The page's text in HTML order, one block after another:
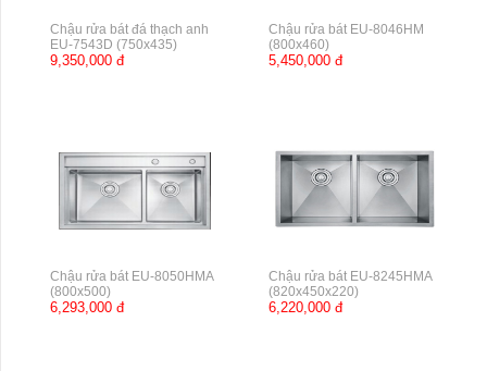
Chậu rửa bát đá thạch anh
EU-7543D (750x435)
9,350,000 đ
Chậu rửa bát EU-8046HM
(800x460)
5,450,000 đ
Chậu rửa bát EU-8050HMA
(800x500)
6,293,000 đ
Chậu rửa bát EU-8245HMA
(820x450x220)
6,220,000 đ